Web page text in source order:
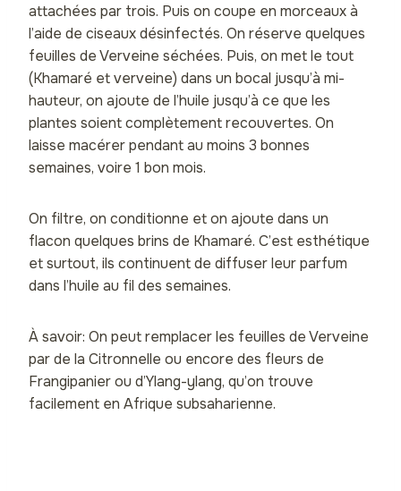
attachées par trois. Puis on coupe en morceaux à
l’aide de ciseaux désinfectés. On réserve quelques
feuilles de Verveine séchées. Puis, on met le tout
(Khamaré et verveine) dans un bocal jusqu’à mi-
hauteur, on ajoute de l’huile jusqu’à ce que les
plantes soient complètement recouvertes. On
laisse macérer pendant au moins 3 bonnes
semaines, voire 1 bon mois.
On filtre, on conditionne et on ajoute dans un
flacon quelques brins de Khamaré. C’est esthétique
et surtout, ils continuent de diffuser leur parfum
dans l’huile au fil des semaines.
À savoir: On peut remplacer les feuilles de Verveine
par de la Citronnelle ou encore des fleurs de
Frangipanier ou d’Ylang-ylang, qu’on trouve
facilement en Afrique subsaharienne.